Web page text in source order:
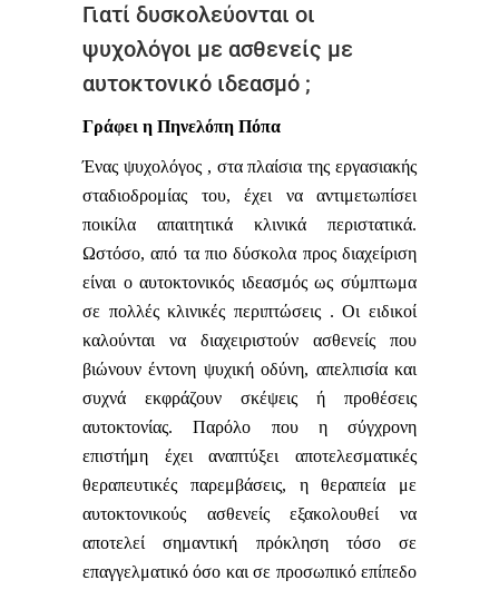
Γιατί δυσκολεύονται οι
ψυχολόγοι με ασθενείς με
αυτοκτονικό ιδεασμό ;
Γράφει η Πηνελόπη Πόπα
Ένας ψυχολόγος , στα πλαίσια της εργασιακής
σταδιοδρομίας του, έχει να αντιμετωπίσει
ποικίλα απαιτητικά κλινικά περιστατικά.
Ωστόσο, από τα πιο δύσκολα προς διαχείριση
είναι ο αυτοκτονικός ιδεασμός ως σύμπτωμα
σε πολλές κλινικές περιπτώσεις . Οι ειδικοί
καλούνται να διαχειριστούν ασθενείς που
βιώνουν έντονη ψυχική οδύνη, απελπισία και
συχνά εκφράζουν σκέψεις ή προθέσεις
αυτοκτονίας. Παρόλο που η σύγχρονη
επιστήμη έχει αναπτύξει αποτελεσματικές
θεραπευτικές παρεμβάσεις, η θεραπεία με
αυτοκτονικούς ασθενείς εξακολουθεί να
αποτελεί σημαντική πρόκληση τόσο σε
επαγγελματικό όσο και σε προσωπικό επίπεδο